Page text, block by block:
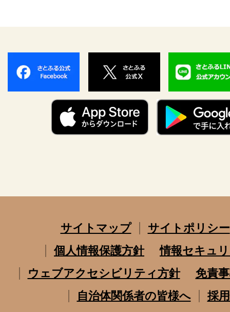
サイトマップ
サイトポリシー
個人情報保護方針
情報セキュ
ウェブアクセシビリティ方針
免責
自治体関係者の皆様へ
採